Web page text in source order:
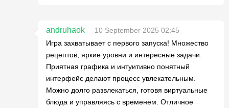
andruhaok
10 September 2025 02:45
Игра захватывает с первого запуска! Множество
рецептов, яркие уровни и интересные задачи.
Приятная графика и интуитивно понятный
интерфейс делают процесс увлекательным.
Можно долго развлекаться, готовя виртуальные
блюда и управляясь с временем. Отличное